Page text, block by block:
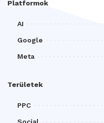
Platformok
AI
Google
Meta
Területek
PPC